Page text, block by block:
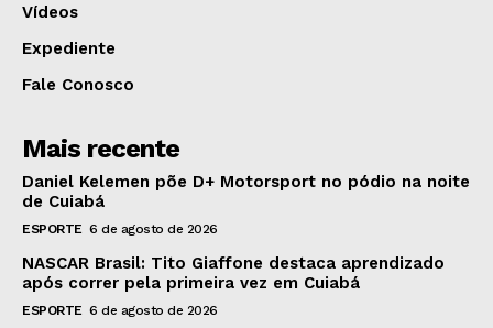
Vídeos
Expediente
Fale Conosco
Mais recente
Daniel Kelemen põe D+ Motorsport no pódio na noite
de Cuiabá
ESPORTE 6 de agosto de 2026
NASCAR Brasil: Tito Giaffone destaca aprendizado
após correr pela primeira vez em Cuiabá
ESPORTE 6 de agosto de 2026